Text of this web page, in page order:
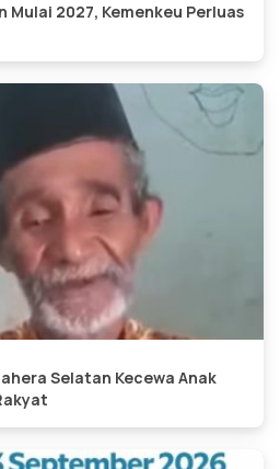
Mulai 2027, Kemenkeu Perluas
Selatan Kecewa Anak